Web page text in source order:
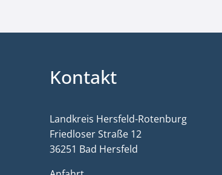
Kontakt
Landkreis Hersfeld-Rotenburg
Friedloser Straße 12
36251 Bad Hersfeld